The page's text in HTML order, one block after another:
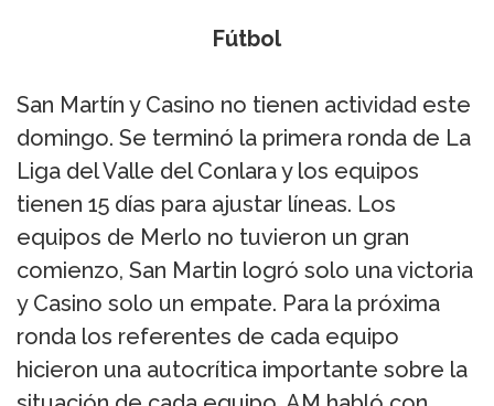
Fútbol
San Martín y Casino no tienen actividad este
domingo. Se terminó la primera ronda de La
Liga del Valle del Conlara y los equipos
tienen 15 días para ajustar líneas. Los
equipos de Merlo no tuvieron un gran
comienzo, San Martin logró solo una victoria
y Casino solo un empate. Para la próxima
ronda los referentes de cada equipo
hicieron una autocrítica importante sobre la